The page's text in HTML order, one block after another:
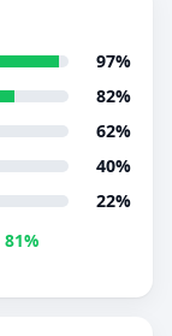
97%
82%
62%
40%
22%
81%